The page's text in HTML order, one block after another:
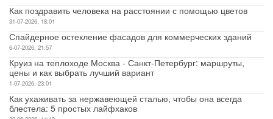
Как поздравить человека на расстоянии с помощью цветов
31-07-2026, 18:01
Спайдерное остекление фасадов для коммерческих зданий
6-07-2026, 21:57
Круиз на теплоходе Москва - Санкт-Петербург: маршруты,
цены и как выбрать лучший вариант
1-07-2026, 23:01
Как ухаживать за нержавеющей сталью, чтобы она всегда
блестела: 5 простых лайфхаков